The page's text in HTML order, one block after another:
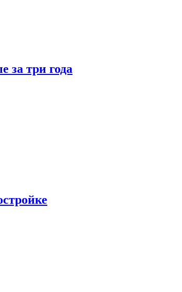
за три года